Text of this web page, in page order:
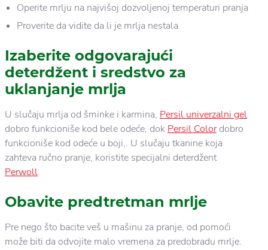
Operite mrlju na najvišoj dozvoljenoj temperaturi pranja
Proverite da vidite da li je mrlja nestala
Izaberite odgovarajući
deterdžent i sredstvo za
uklanjanje mrlja
U slučaju mrlja od šminke i karmina, Persil univerzalni gel
dobro funkcioniše kod bele odeće, dok Persil Colordobro
funkcioniše kod odeće u boji,. U slučaju tkanine koja
zahteva ručno pranje, koristite specijalni deterdžent
Perwoll.
Obavite predtretman mrlje
Pre nego što bacite veš u mašinu za pranje, od pomoći
može biti da odvojite malo vremena za predobradu mrlje.